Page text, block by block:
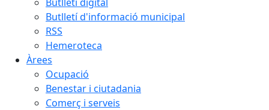
Butlletí d'informació municipal
RSS
Hemeroteca
Àrees
Ocupació
Benestar i ciutadania
Comerç i serveis